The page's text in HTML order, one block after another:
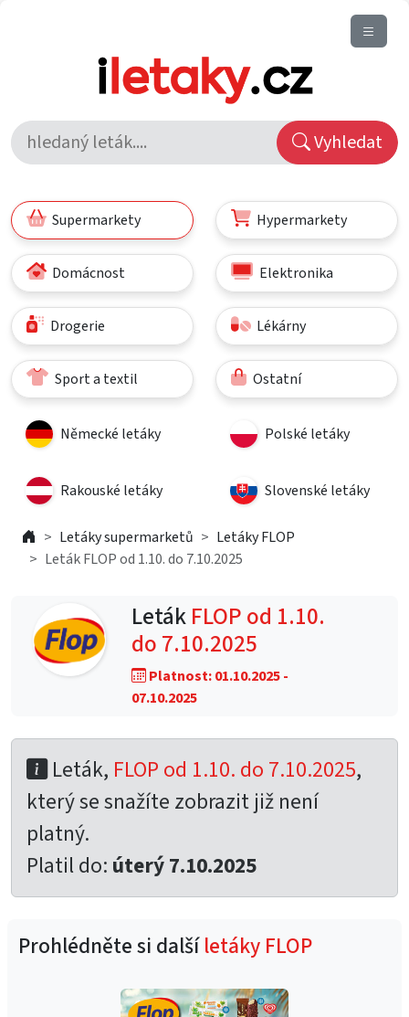
Vyhledat
Supermarkety Hypermarkety
Domácnost Elektronika
Drogerie Lékárny
Sport a textil Ostatní
Německé letáky Polské letáky
Rakouské letáky Slovenské letáky
Letáky supermarketů
Letáky FLOP
Leták FLOP od 1.10. do 7.10.2025
LetákFLOP od 1.10.
do 7.10.2025
Platnost: 01.10.2025 -
07.10.2025
Leták, FLOP od 1.10. do 7.10.2025,
který se snažíte zobrazit již není
platný.
Platil do: úterý 7.10.2025
Prohlédněte si dalšíletáky FLOP